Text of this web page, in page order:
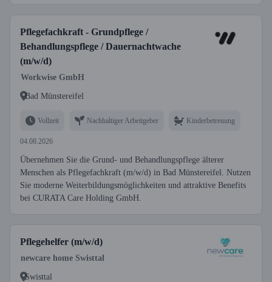
Pflegefachkraft - Grundpflege /
Behandlungspflege / Dauernachtwache
(m/w/d)
Workwise GmbH
Bad Münstereifel
Vollzeit Nachhaltiger Arbeitgeber Kinderbetreuung
04.08.2026
Übernehmen Sie die Grund- und Behandlungspflege älterer
Menschen als Pflegefachkraft (m/w/d) in Bad Münstereifel. Nutzen
Sie moderne Weiterbildungsmöglichkeiten und attraktive Benefits
bei CURATA Care Holding GmbH.
Pflegehelfer (m/w/d)
newcare home Swisttal
Swisttal